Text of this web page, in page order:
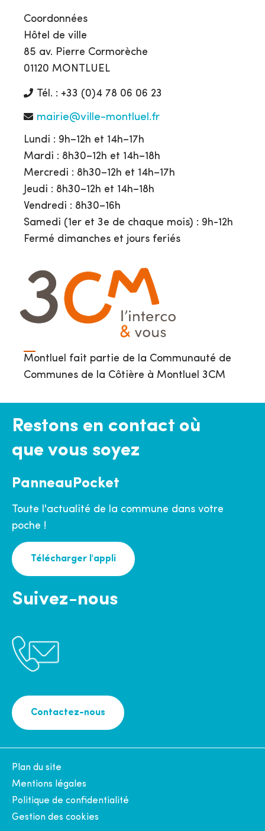
Coordonnées
Hôtel de ville
85 av. Pierre Cormorèche
01120 MONTLUEL
Tél. : +33 (0)4 78 06 06 23
mairie@ville-montluel.fr
Lundi : 9h–12h et 14h–17h
Mardi : 8h30–12h et 14h–18h
Mercredi : 8h30–12h et 14h–17h
Jeudi : 8h30–12h et 14h–18h
Vendredi : 8h30–16h
Samedi (1er et 3e de chaque mois) : 9h-12h
Fermé dimanches et jours feriés
Montluel fait partie de la Communauté de
Communes de la Côtière à Montluel 3CM
Restons en contact où
que vous soyez
PanneauPocket
Toute l'actualité de la commune dans votre
poche !
Télécharger l'appli
Suivez-nous
Contactez-nous
Plan du site
Mentions légales
Politique de confidentialité
Gestion des cookies